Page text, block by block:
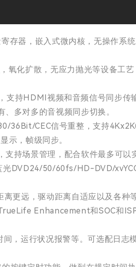
存器，嵌入式微内核，无操作系
氧化扩散，无应力抛光等设备工
持HDMI视频和音频信号同步传
多对多的音视频同步切换。
36Bit/CEC信号重整，支持
示，帧级同步。
持场景管理，配合软件最多可以
光DVD24/50/60fs/HD-DVD/
更远，驱动距离自适应以及各
Enhancement和SOC和
，运行状况报警等。可选配日